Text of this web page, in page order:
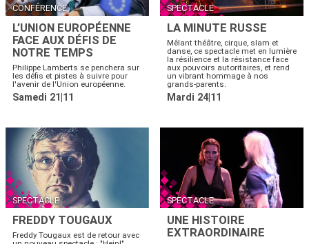
CONFÉRENCE
L’UNION EUROPÉENNE
FACE AUX DÉFIS DE
NOTRE TEMPS
Philippe Lamberts se penchera sur
les défis et pistes à suivre pour
l'avenir de l'Union européenne.
Samedi 21|11
SPECTACLE
LA MINUTE RUSSE
Mêlant théâtre, cirque, slam et
danse, ce spectacle met en lumière
la résilience et la résistance face
aux pouvoirs autoritaires, et rend
un vibrant hommage à nos
grands-parents.
Mardi 24|11
SPECTACLE
FREDDY TOUGAUX
Freddy Tougaux est de retour avec
SPECTACLE
UNE HISTOIRE
EXTRAORDINAIRE